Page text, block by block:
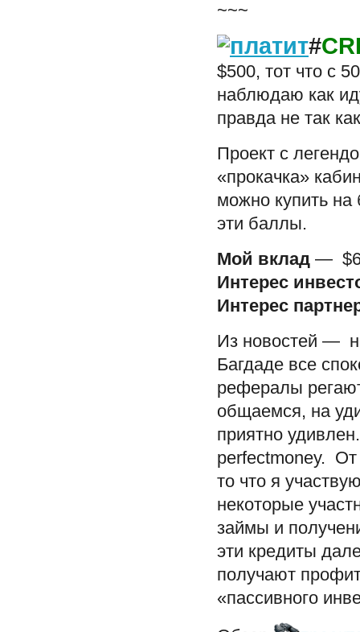
~~~
#
$500, тот что с
наблюдаю как
правда не так
Проект с
«прокачка»
можно купить
эти баллы.
Мой вклад —
Интерес
Интерес
Из новостей —
Багдаде все
рефералы
общаемся, на
приятно
perfectmoney. От
то что я
некоторые
займы и
эти кредиты
получают
«пассивного